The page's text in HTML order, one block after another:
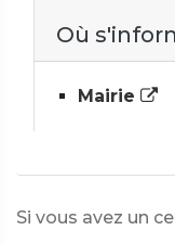
Où
Mairie
Si vous avez un